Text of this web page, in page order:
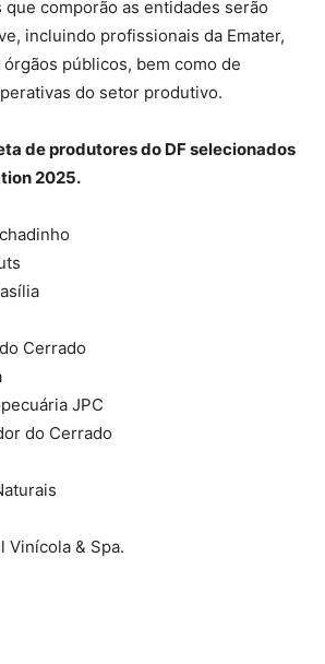
comporão as entidades serão
incluindo profissionais da Emater,
públicos, bem como de
do setor produtivo.
de produtores do DF selecionados
2025.
Cerrado
JPC
do Cerrado
Vinícola & Spa.